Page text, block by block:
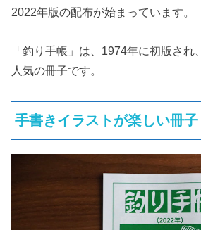
2022年版の配布が始まっています。
「釣り手帳」は、1974年に初版され
人気の冊子です。
手書きイラストが楽しい冊子